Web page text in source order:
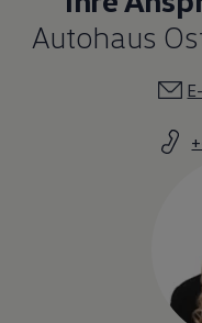
Autohaus